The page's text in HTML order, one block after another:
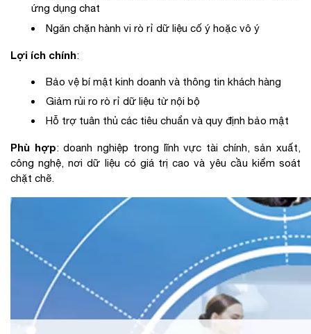
ứng dụng chat
Ngăn chặn hành vi rò rỉ dữ liệu cố ý hoặc vô ý
Lợi ích chính:
Bảo vệ bí mật kinh doanh và thông tin khách hàng
Giảm rủi ro rò rỉ dữ liệu từ nội bộ
Hỗ trợ tuân thủ các tiêu chuẩn và quy định bảo mật
Phù hợp: doanh nghiệp trong lĩnh vực tài chính, sản xuất,
công nghệ, nơi dữ liệu có giá trị cao và yêu cầu kiểm soát
chặt chẽ.